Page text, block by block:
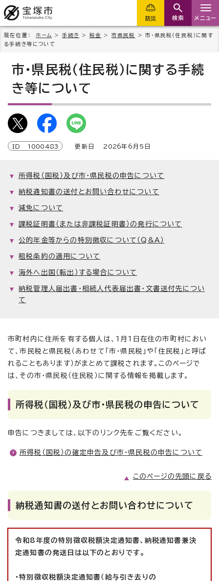
防災 検索 メニュー
現在位置： ホーム > 手続き > 税金 > 市県民税
> 市・県民税（住民税）に関す
る手続き等について
市・県民税（住民税）に関する手続
き等について
ID 1000483 更新日 2026年6月5日
所得税（国税）及び市・県民税の申告について
納税通知書の送付とお問い合わせについて
減免について
課税証明書（または非課税証明書）の発行について
公的年金等からの特別徴収について（Q&A）
租税条約の適用について
海外へ出国（転出）する場合について
納税管理人届出書・相続人代表届出書・文書送付先につい
て
市町村内に住所を有する個人は、1月1日在住の市町村におい
て、市民税と県民税（あわせて「市・県民税」や「住民税」と呼ば
れることもあります）がまとめて課税されます。このページで
は、その市・県民税（住民税）に関する情報を掲載します。
所得税（国税）及び市・県民税の申告について
申告につきましては、以下のリンク先をご覧ください。
所得税（国税）の確定申告及び市・県民税の申告について
このページの先頭に戻る
納税通知書の送付とお問い合わせについて
令和8年度の特別徴収税額決定通知書、納税通知書兼決
定通知書の発送日は以下のとおりです。
・特別徴収税額決定通知書（給与引き去りの